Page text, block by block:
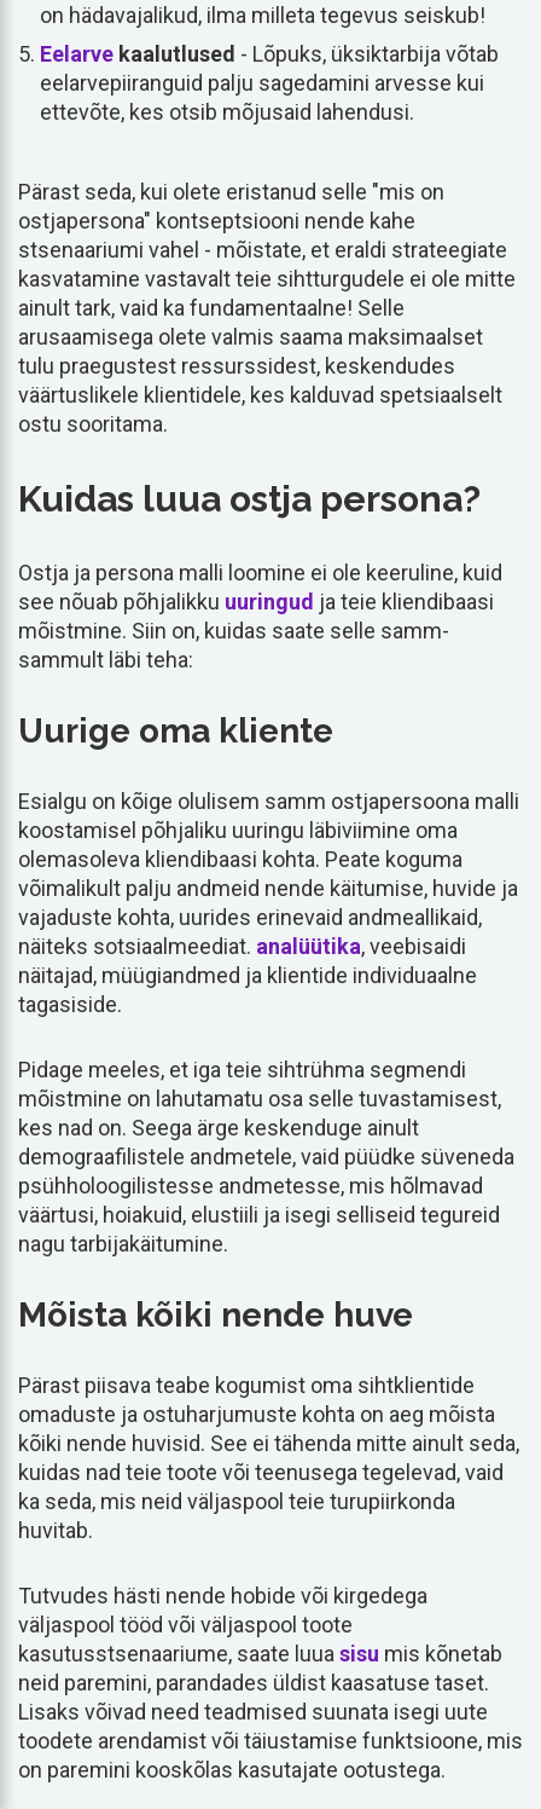
on hädavajalikud, ilma milleta tegevus seiskub!
Eelarve kaalutlused - Lõpuks, üksiktarbija võtab
eelarvepiiranguid palju sagedamini arvesse kui
ettevõte, kes otsib mõjusaid lahendusi.
Pärast seda, kui olete eristanud selle "mis on
ostjapersona" kontseptsiooni nende kahe
stsenaariumi vahel - mõistate, et eraldi strateegiate
kasvatamine vastavalt teie sihtturgudele ei ole mitte
ainult tark, vaid ka fundamentaalne! Selle
arusaamisega olete valmis saama maksimaalset
tulu praegustest ressurssidest, keskendudes
väärtuslikele klientidele, kes kalduvad spetsiaalselt
ostu sooritama.
Kuidas luua ostja persona?
Ostja ja persona malli loomine ei ole keeruline, kuid
see nõuab põhjalikku uuringud ja teie kliendibaasi
mõistmine. Siin on, kuidas saate selle samm-
sammult läbi teha:
Uurige oma kliente
Esialgu on kõige olulisem samm ostjapersoona malli
koostamisel põhjaliku uuringu läbiviimine oma
olemasoleva kliendibaasi kohta. Peate koguma
võimalikult palju andmeid nende käitumise, huvide ja
vajaduste kohta, uurides erinevaid andmeallikaid,
näiteks sotsiaalmeediat. analüütika, veebisaidi
näitajad, müügiandmed ja klientide individuaalne
tagasiside.
Pidage meeles, et iga teie sihtrühma segmendi
mõistmine on lahutamatu osa selle tuvastamisest,
kes nad on. Seega ärge keskenduge ainult
demograafilistele andmetele, vaid püüdke süveneda
psühholoogilistesse andmetesse, mis hõlmavad
väärtusi, hoiakuid, elustiili ja isegi selliseid tegureid
nagu tarbijakäitumine.
Mõista kõiki nende huve
Pärast piisava teabe kogumist oma sihtklientide
omaduste ja ostuharjumuste kohta on aeg mõista
kõiki nende huvisid. See ei tähenda mitte ainult seda,
kuidas nad teie toote või teenusega tegelevad, vaid
ka seda, mis neid väljaspool teie turupiirkonda
huvitab.
Tutvudes hästi nende hobide või kirgedega
väljaspool tööd või väljaspool toote
kasutusstsenaariume, saate luua sisu mis kõnetab
neid paremini, parandades üldist kaasatuse taset.
Lisaks võivad need teadmised suunata isegi uute
toodete arendamist või täiustamise funktsioone, mis
on paremini kooskõlas kasutajate ootustega.